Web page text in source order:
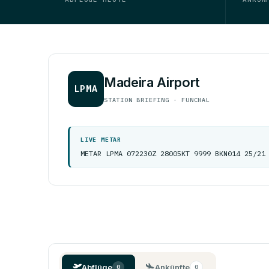
LPMA Madeira Airport
STATION BRIEFING · FUNCHAL
LIVE METAR
METAR LPMA 072230Z 28005KT 9999 BKN014 25/21
Abflüge 0 Ankünfte 0